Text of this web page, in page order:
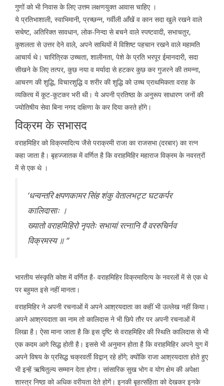
गुणों को भी निवास के लिए उत्तम लक्षणयुक्त आवास चाहिए ।
ये प्रतिभाशाली, स्वाभिमानी, प्रच्छन्न, गर्वीली आँखें व कान सदा खुले रखने वाले
सचेष्ट, अतिरिक्त सावधान, लोक-निन्दा से बचने वाले स्पष्टवादी, सभाचतुर,
कुशलता से उत्तर देने वाले, अपने साथियों में विशिष्ट पहचान रखने वाले महामति
आचार्य थे। चारित्रिक उच्चता, शालीनता, पेशे के प्रति भरपूर ईमानदारी, सदा
सीखने के लिए तत्पर, कुछ नया व मर्यादा से हटकर कुछ कर गुजरने की तमन्ना,
आचरण की शुद्धि, विचारशुद्धि व शरीर की शुद्धि को उच्च प्राथमिकता वराह के
व्यकित्व में कूट-कूटकर भरी थी। ये अपनी प्रतिष्ठा के अनुरूप साधारण जनों की
ज्योतिषीय सेवा बिना नगद दक्षिणा के कर दिया करते होंगे।
विक्रम के सभासद
वराहमिहिर को विक्रमादित्य जैसे पराक्रमी राजा का राजसभा (दरबार) का रत्न
कहा जाता है। बृहज्जातक में वर्णित है कि वराहमिहिर महाराज विक्रम के नवरत्रों
में से एक थे ।
‘धन्वन्तरि क्षपणकामर सिंह शंकु वेतालभट्ट घटकर्पर
कालिदासाः ।
ख्यातो वराहमिहिरो नृपतेः सभायां रत्नानि वै वररुचिर्नव
विक्रमस्य ॥ “
भारतीय संस्कृति कोश में वर्णित है- वराहमिहिर विक्रमादित्य के नवरलों में से एक थे
पर बहुमत इसे नहीं मानता।
वराहमिहिर ने अपनी रचनाओं में अपने आश्रयदाता का कहीं भी उल्लेख नहीं किया।
अपने आश्रयदाता का नाम तो कालिदास ने भी छिपे तौर पर अपनी रचनाओं में
लिखा है। ऐसा माना जाता है कि इस दृष्टि से वराहमिहिर की स्थिति कालिदास से भी
एक कदम आगे सिद्ध होती है। इससे भी अनुमान होता है कि वराहमिहिर अपने युग में
अपने विषय के प्रसिद्ध चक्रवर्ती विद्वान् रहे होंगे; क्योंकि राजा आश्रयदाता होते हुए
भी इन्हें ऋषितुल्य सम्मान देता होगा। सांसारिक सुख भोग व योग क्षेम की अपेक्षा
शास्त्र निष्ठा को अधिक वरीयता देते होगें। इनकी बृहत्संहिता को देखकर इनके